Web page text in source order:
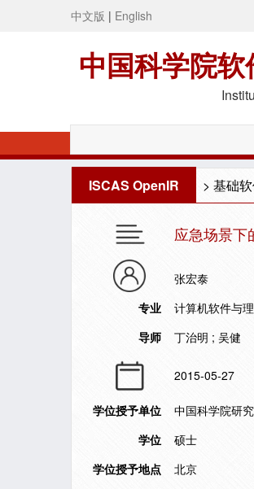
中文版 | English
中国科学院
ISCAS OpenIR > 基础
应急场景下
张宏泰
专业
计算机软件与
导师
丁治明 ; 吴健
2015-05-27
学位授予单位
中国科学院研
学位
硕士
学位授予地点
北京